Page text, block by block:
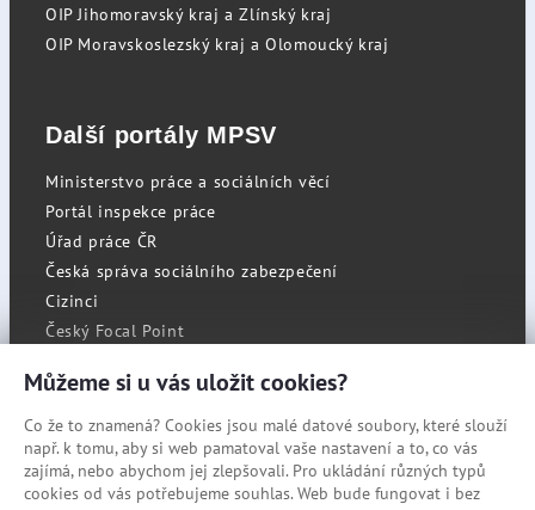
OIP Jihomoravský kraj a Zlínský kraj
OIP Moravskoslezský kraj a Olomoucký kraj
Další portály MPSV
Ministerstvo práce a sociálních věcí
Portál inspekce práce
Úřad práce ČR
Česká správa sociálního zabezpečení
Cizinci
Český Focal Point
RSS
Cookies
Prohlášení o přístupnosti
Můžeme si u vás uložit cookies?
Co že to znamená? Cookies jsou malé datové soubory, které slouží
např. k tomu, aby si web pamatoval vaše nastavení a to, co vás
zajímá, nebo abychom jej zlepšovali. Pro ukládání různých typů
cookies od vás potřebujeme souhlas. Web bude fungovat i bez